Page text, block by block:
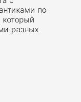
по
разных